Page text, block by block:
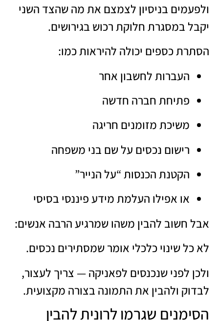
ולפעמים בניסיון לצמצם את מה שהצד השני
יקבל במסגרת חלוקת רכוש בגירושים.
הסתרת כספים יכולה להיראות כמו:
העברות לחשבון אחר
פתיחת חברה חדשה
משיכת מזומנים חריגה
רישום נכסים על שם בני משפחה
הקטנת הכנסות “על הנייר”
או אפילו העלמת מידע פיננסי בסיסי
אבל חשוב להבין משהו שמרגיע הרבה אנשים:
לא כל שינוי כלכלי אומר שמסתירים נכסים.
ולכן לפני שנכנסים לפאניקה — צריך לעצור,
לבדוק ולהבין את התמונה בצורה מקצועית.
הסימנים שגרמו לרונית להבין